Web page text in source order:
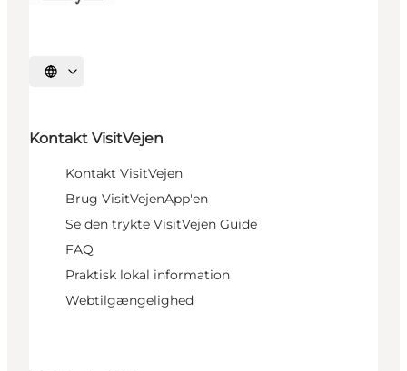
Vælg sprog
Kontakt VisitVejen
Kontakt VisitVejen
Brug VisitVejenApp'en
Se den trykte VisitVejen Guide
FAQ
Praktisk lokal information
Webtilgængelighed